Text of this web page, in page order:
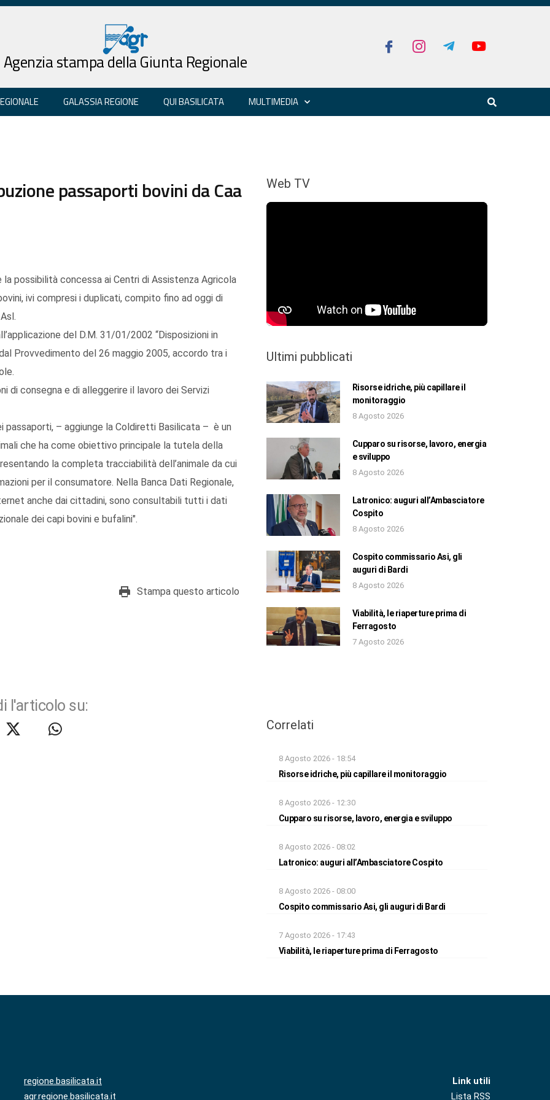
Agenzia stampa della Giunta Regionale
GALASSIA REGIONE QUI BASILICATA MULTIMEDIA
passaporti bovini da Caa
possibilità concessa ai Centri di Assistenza Agricola
ivi compresi i duplicati, compito fino ad oggi di
del D.M. 31/01/2002 “Disposizioni in
Provvedimento del 26 maggio 2005, accordo tra i
di consegna e di alleggerire il lavoro dei Servizi
passaporti, – aggiunge la Coldiretti Basilicata – è un
che ha come obiettivo principale la tutela della
la completa tracciabilità dell’animale da cui
per il consumatore. Nella Banca Dati Regionale,
anche dai cittadini, sono consultabili tutti i dati
dei capi bovini e bufalini".
Stampa questo articolo
l'articolo su:
Web TV
Ultimi pubblicati
Risorse idriche, più capillare il
monitoraggio
8 Agosto 2026
Cupparo su risorse, lavoro, energia
e sviluppo
8 Agosto 2026
Latronico: auguri all’Ambasciatore
Cospito
8 Agosto 2026
Cospito commissario Asi, gli
auguri di Bardi
8 Agosto 2026
Viabilità, le riaperture prima di
Ferragosto
7 Agosto 2026
Correlati
8 Agosto 2026 - 18:54
Risorse idriche, più capillare il monitoraggio
8 Agosto 2026 - 12:30
Cupparo su risorse, lavoro, energia e sviluppo
8 Agosto 2026 - 08:02
Latronico: auguri all’Ambasciatore Cospito
8 Agosto 2026 - 08:00
Cospito commissario Asi, gli auguri di Bardi
7 Agosto 2026 - 17:43
Viabilità, le riaperture prima di Ferragosto
regione.basilicata.it
agr.regione.basilicata.it
Link utili
Lista RSS